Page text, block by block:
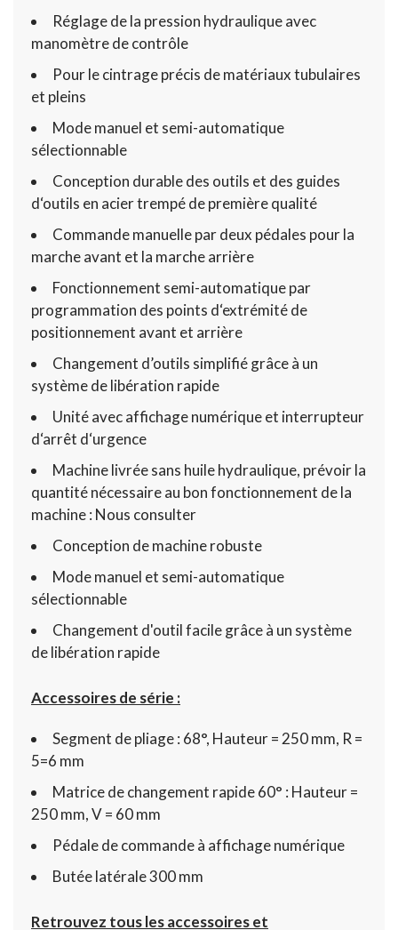
Réglage de la pression hydraulique avec
manomètre de contrôle
Pour le cintrage précis de matériaux tubulaires
et pleins
Mode manuel et semi-automatique
sélectionnable
Conception durable des outils et des guides
d‘outils en acier trempé de première qualité
Commande manuelle par deux pédales pour la
marche avant et la marche arrière
Fonctionnement semi-automatique par
programmation des points d‘extrémité de
positionnement avant et arrière
Changement d’outils simplifié grâce à un
système de libération rapide
Unité avec affichage numérique et interrupteur
d‘arrêt d‘urgence
Machine livrée sans huile hydraulique, prévoir la
quantité nécessaire au bon fonctionnement de la
machine : Nous consulter
Conception de machine robuste
Mode manuel et semi-automatique
sélectionnable
Changement d'outil facile grâce à un système
de libération rapide
Accessoires de série :
Segment de pliage : 68°, Hauteur = 250 mm, R =
5=6 mm
Matrice de changement rapide 60° : Hauteur =
250 mm, V = 60 mm
Pédale de commande à affichage numérique
Butée latérale 300 mm
Retrouvez tous les accessoires et